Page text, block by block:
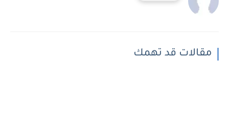
مقالات قد تهمك